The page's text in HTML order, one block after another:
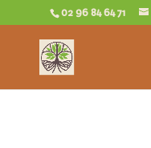
02 96 84 64 71